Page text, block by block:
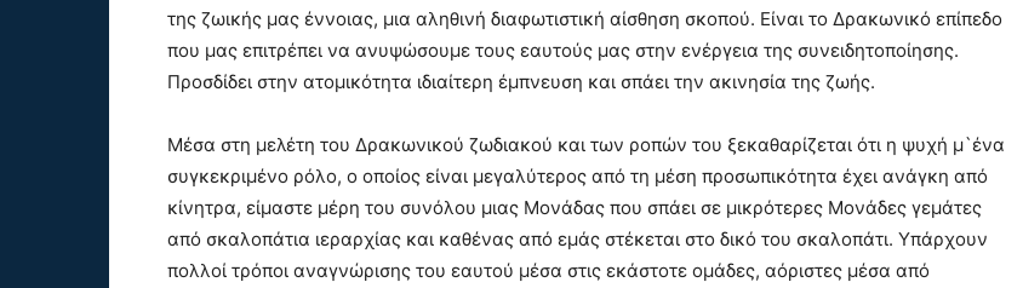
της ζωικής μας έννοιας, μια αληθινή διαφωτιστική αίσθηση σκοπού. Είναι το Δρακωνικό επίπεδο
που μας επιτρέπει να ανυψώσουμε τους εαυτούς μας στην ενέργεια της συνειδητοποίησης.
Προσδίδει στην ατομικότητα ιδιαίτερη έμπνευση και σπάει την ακινησία της ζωής.
Μέσα στη μελέτη του Δρακωνικού ζωδιακού και των ροπών του ξεκαθαρίζεται ότι η ψυχή μ`ένα
συγκεκριμένο ρόλο, ο οποίος είναι μεγαλύτερος από τη μέση προσωπικότητα έχει ανάγκη από
κίνητρα, είμαστε μέρη του συνόλου μιας Μονάδας που σπάει σε μικρότερες Μονάδες γεμάτες
από σκαλοπάτια ιεραρχίας και καθένας από εμάς στέκεται στο δικό του σκαλοπάτι. Υπάρχουν
πολλοί τρόποι αναγνώρισης του εαυτού μέσα στις εκάστοτε ομάδες, αόριστες μέσα από